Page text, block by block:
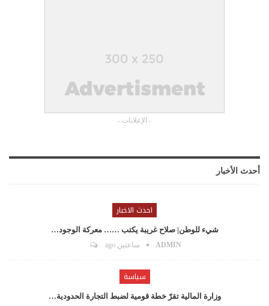
- الإعلانات -
أحدث الأخبار
احدث الاخبار
شيء للوطن| صلاح غريبة يكتب …… معركة الوجود…
ADMIN ساعتين ago
سياسة
وزارة المالية تقرّ خطة قومية لضبط التجارة الحدودية…